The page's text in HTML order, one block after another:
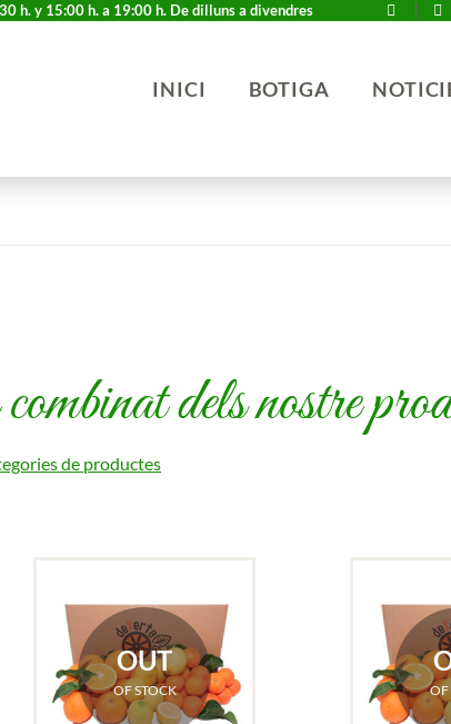
h. y 15:00 h. a 19:00 h. De dilluns a divendres
INICI BOTIGA
dels nostre
de productes
OUT
OF STOCK OF